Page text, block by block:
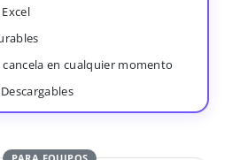
cancela en cualquier momento